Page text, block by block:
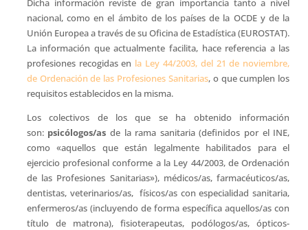
Dicha información reviste de gran importancia tanto a nivel
nacional, como en el ámbito de los países de la OCDE y de la
Unión Europea a través de su Oficina de Estadística (EUROSTAT).
La información que actualmente facilita, hace referencia a las
profesiones recogidas en la Ley 44/2003, del 21 de noviembre,
de Ordenación de las Profesiones Sanitarias, o que cumplen los
requisitos establecidos en la misma.
Los colectivos de los que se ha obtenido información
son: psicólogos/asde la rama sanitaria (definidos por el INE,
como «aquellos que están legalmente habilitados para el
ejercicio profesional conforme a la Ley 44/2003, de Ordenación
de las Profesiones Sanitarias»), médicos/as, farmacéuticos/as,
dentistas, veterinarios/as, físicos/as con especialidad sanitaria,
enfermeros/as (incluyendo de forma específica aquellos/as con
título de matrona), fisioterapeutas, podólogos/as, ópticos-